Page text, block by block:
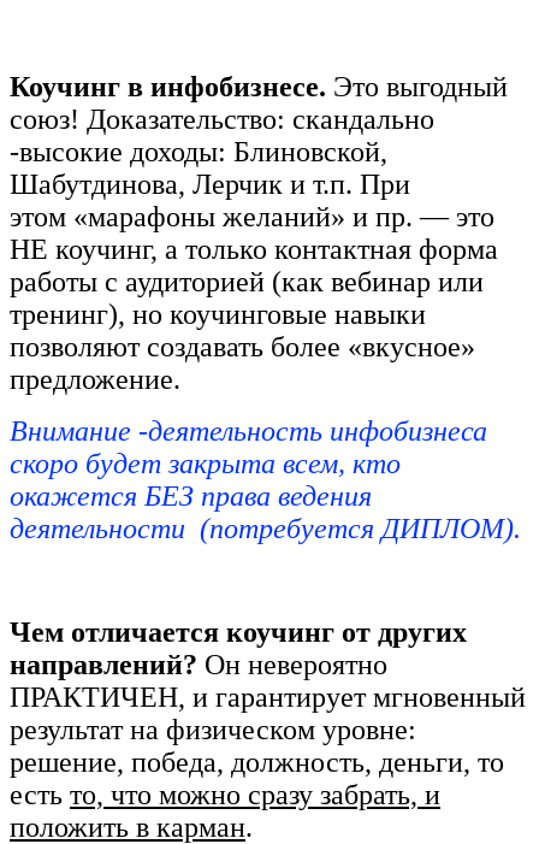
Коучинг в инфобизнесе. Это выгодный
союз! Доказательство: скандально
-высокие доходы: Блиновской,
Шабутдинова, Лерчик и т.п. При
этом «марафоны желаний» и пр. — это
НЕ коучинг, а только контактная форма
работы с аудиторией (как вебинар или
тренинг), но коучинговые навыки
позволяют создавать более «вкусное»
предложение.
Внимание -деятельность инфобизнеса
скоро будет закрыта всем, кто
окажется БЕЗ права ведения
деятельности (потребуется ДИПЛОМ).
Чем отличается коучинг от других
направлений? Он невероятно
ПРАКТИЧЕН, и гарантирует мгновенный
результат на физическом уровне:
решение, победа, должность, деньги, то
есть то, что можно сразу забрать, и
положить в карман.